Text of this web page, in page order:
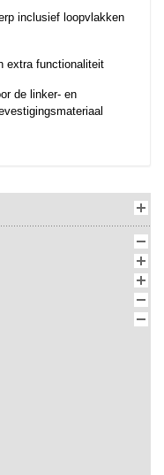
inclusief loopvlakken
extra functionaliteit
de linker- en